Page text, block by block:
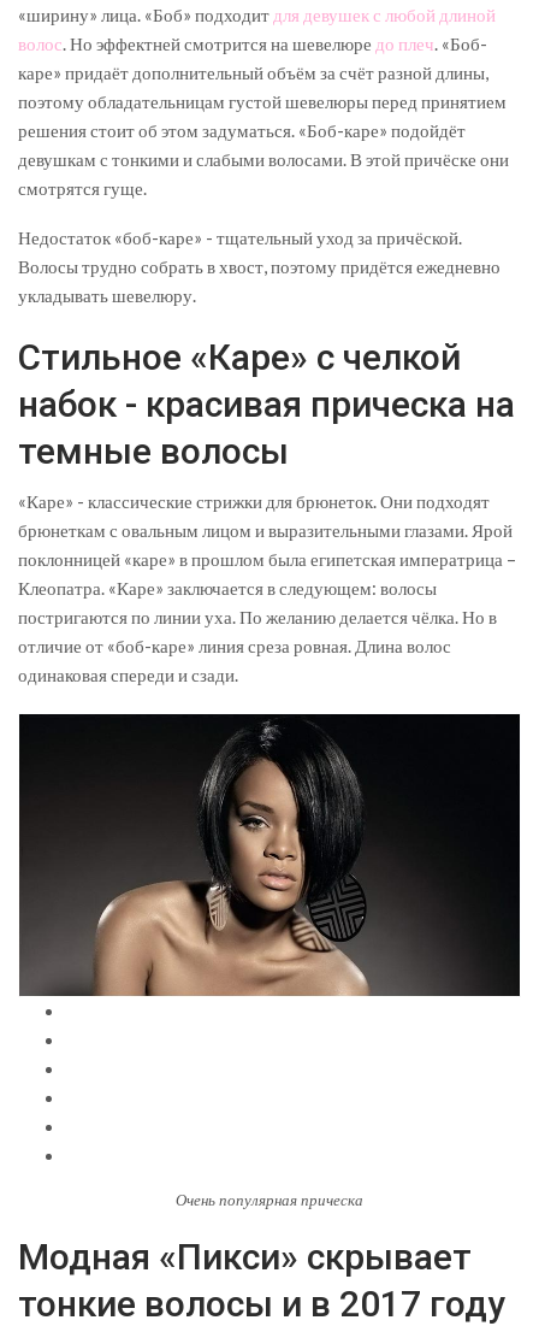
«ширину» лица. «Боб» подходит для девушек с любой длиной
волос. Но эффектней смотрится на шевелюре до плеч. «Боб-
каре» придаёт дополнительный объём за счёт разной длины,
поэтому обладательницам густой шевелюры перед принятием
решения стоит об этом задуматься. «Боб-каре» подойдёт
девушкам с тонкими и слабыми волосами. В этой причёске они
смотрятся гуще.
Недостаток «боб-каре» - тщательный уход за причёской.
Волосы трудно собрать в хвост, поэтому придётся ежедневно
укладывать шевелюру.
Стильное «Каре» с челкой
набок - красивая прическа на
темные волосы
«Каре» - классические стрижки для брюнеток. Они подходят
брюнеткам с овальным лицом и выразительными глазами. Ярой
поклонницей «каре» в прошлом была египетская императрица –
Клеопатра. «Каре» заключается в следующем: волосы
постригаются по линии уха. По желанию делается чёлка. Но в
отличие от «боб-каре» линия среза ровная. Длина волос
одинаковая спереди и сзади.
Очень популярная прическа
Модная «Пикси» скрывает
тонкие волосы и в 2017 году